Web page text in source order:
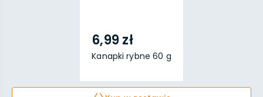
6,99 zł
Kanapki rybne 60 g